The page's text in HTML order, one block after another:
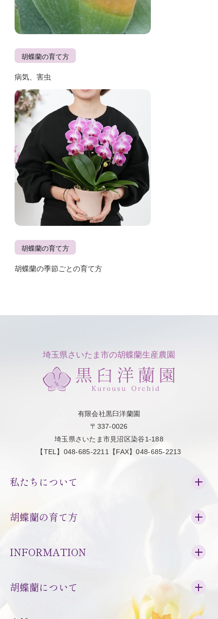
胡蝶蘭の育て方
病気、害虫
胡蝶蘭の育て方
胡蝶蘭の季節ごとの育て方
埼玉県さいたま市の胡蝶蘭生産農園
有限会社黒臼洋蘭園
〒337-0026
埼玉県さいたま市見沼区染谷1-188
【TEL】048-685-2211【FAX】048-685-2213
私たちについて
胡蝶蘭の育て方
INFORMATION
胡蝶蘭について